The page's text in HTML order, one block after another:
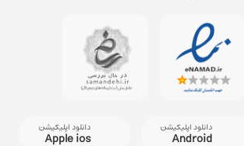
دانلود اپلیکیشن
Android
دانلود اپلیکیشن
Apple ios